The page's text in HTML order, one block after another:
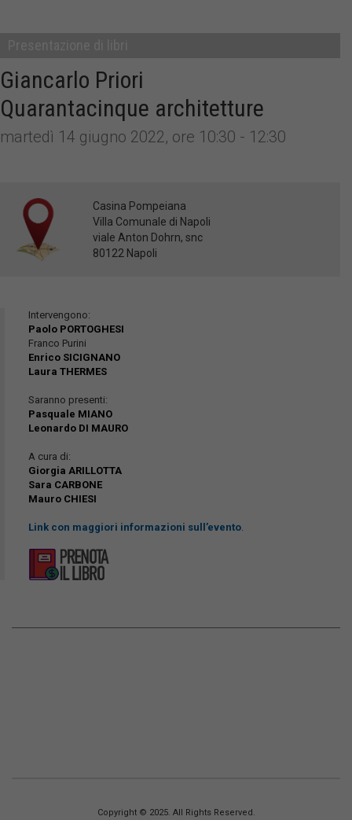
Giancarlo Priori
Quarantacinque architetture
martedì 14 giugno 2022, ore 10:30 - 12:30
Casina Pompeiana
Villa Comunale di Napoli
viale Anton Dohrn, snc
80122 Napoli
Intervengono:
Paolo PORTOGHESI
Franco Purini
Enrico SICIGNANO
Laura THERMES
Saranno presenti:
Pasquale MIANO
Leonardo DI MAURO
A cura di:
Giorgia ARILLOTTA
Sara CARBONE
Mauro CHIESI
Link con maggiori informazioni sull’evento
Copyright © 2025. All Rights Reserved.